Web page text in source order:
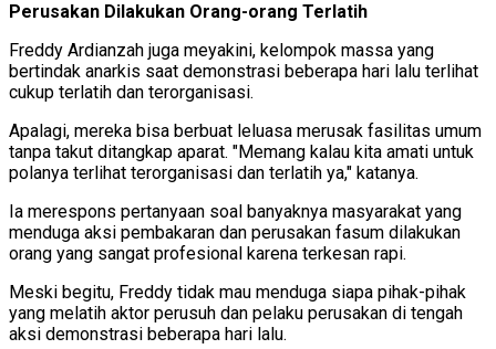
Perusakan Dilakukan Orang-orang Terlatih
Freddy Ardianzah juga meyakini, kelompok massa yang
bertindak anarkis saat demonstrasi beberapa hari lalu terlihat
cukup terlatih dan terorganisasi.
Apalagi, mereka bisa berbuat leluasa merusak fasilitas umum
tanpa takut ditangkap aparat. "Memang kalau kita amati untuk
polanya terlihat terorganisasi dan terlatih ya," katanya.
Ia merespons pertanyaan soal banyaknya masyarakat yang
menduga aksi pembakaran dan perusakan fasum dilakukan
orang yang sangat profesional karena terkesan rapi.
Meski begitu, Freddy tidak mau menduga siapa pihak-pihak
yang melatih aktor perusuh dan pelaku perusakan di tengah
aksi demonstrasi beberapa hari lalu.